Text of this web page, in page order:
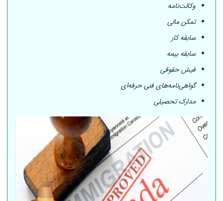
وکالت‌نامه
تمکن مالی
سابقه کار
سابقه بیمه
فیش حقوقی
گواهی‌نامه‌های فنی حرفه‌ای
مدارک تحصیلی